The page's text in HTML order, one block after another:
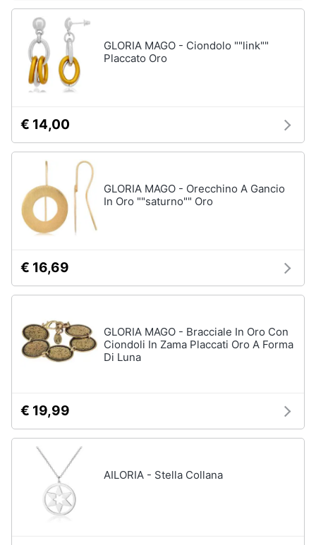
GLORIA MAGO - Ciondolo ""link""
Placcato Oro
€ 14,00
GLORIA MAGO - Orecchino A Gancio
In Oro ""saturno"" Oro
€ 16,69
GLORIA MAGO - Bracciale In Oro Con
Ciondoli In Zama Placcati Oro A Forma
Di Luna
€ 19,99
AILORIA - Stella Collana